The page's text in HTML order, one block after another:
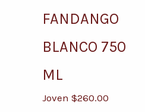
FANDANGO
BLANCO 750
ML
Joven $260.00